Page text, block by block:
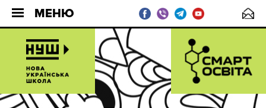
МЕНЮ